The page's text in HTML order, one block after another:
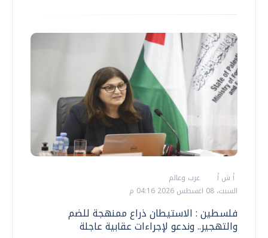
أ ش أ
عرب وعالم
السبت، 08 اغسطس 2026 04:16 م
فلسطين : الاستيطان ذراع ممنهجة للضم
والتهجير.. وندعو لإجراءات عقابية عاجلة